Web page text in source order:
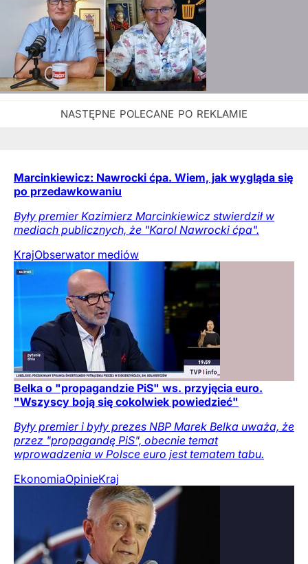
Marcinkiewicz: Nawrocki ćpa. Wiem, jak wygląda się
po przedawkowaniu
Były premier Kazimierz Marcinkiewicz stwierdził w
mediach publicznych, że "Karol Nawrocki ćpa".
KrajObserwator mediów
Belka o "propagandzie PiS" ws. przyjęcia euro.
"Wszyscy boją się cokolwiek powiedzieć"
Były premier i były prezes NBP Marek Belka uważa, że
przez "propagandę PiS", obecnie temat
wprowadzenia w Polsce euro jest tematem tabu.
EkonomiaOpinieKraj